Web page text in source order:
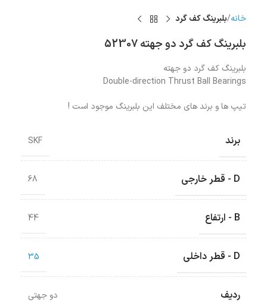
خانه بلبرینگ کف گرد
بلبرینگ کف گرد دو جهته 52307
بلبرینگ کف گرد دو جهته
Double-direction Thrust Ball Bearings
تیپ ها و برند های مختلف این بلبرینگ موجود است !
برند SKF
D - قطر خارجی 68
B - ارتفاع 44
D - قطر داخلی 35
ردیف دو جهتی